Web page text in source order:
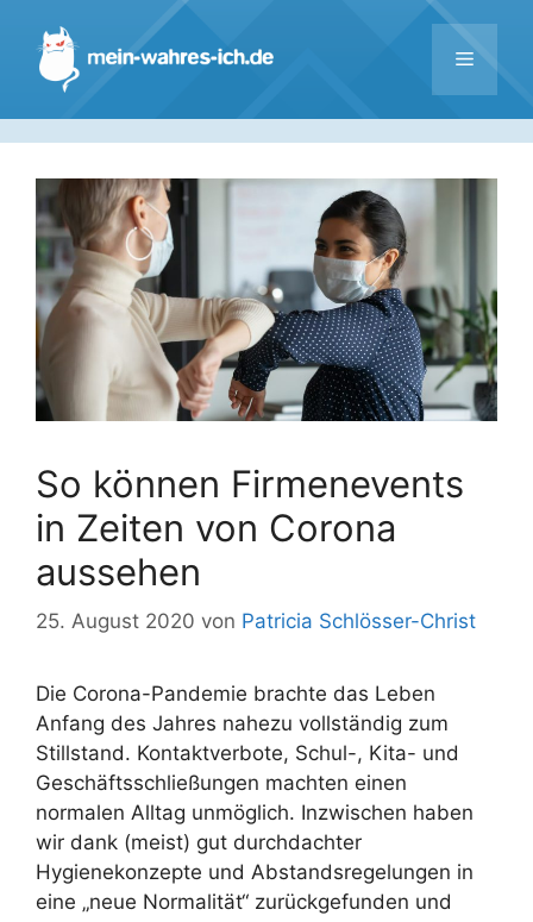
Inhalt
springen
Menü
So können Firmenevents
in Zeiten von Corona
aussehen
25. August 2020 von Patricia Schlösser-Christ
Die Corona-Pandemie brachte das Leben
Anfang des Jahres nahezu vollständig zum
Stillstand. Kontaktverbote, Schul-, Kita- und
Geschäftsschließungen machten einen
normalen Alltag unmöglich. Inzwischen haben
wir dank (meist) gut durchdachter
Hygienekonzepte und Abstandsregelungen in
eine „neue Normalität“ zurückgefunden und